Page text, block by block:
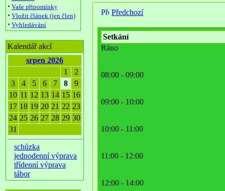
· Vaše připomínky
· Vložit článek (jen člen)
· Vyhledávání
Kalendář akcí
srpen 2026
1
2
3
4 5 6 7 8
9
10 11 12 13 14 15 16
17 18 19 20 21 22 23
24 25 26 27 28 29 30
31
schůzka
jednodenní výprava
třídenní výprava
tábor
Předchozí
Setkání
Ráno
08:00 - 09:00
09:00 - 10:00
10:00 - 11:00
11:00 - 12:00
12:00 - 14:00